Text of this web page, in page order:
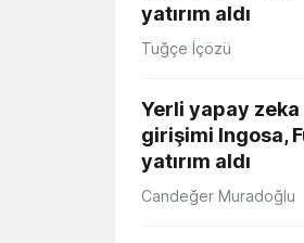
yatırım aldı
Tuğçe İçözü
Yerli yapay
girişimi Ingosa,
yatırım aldı
Candeğer Muradoğlu